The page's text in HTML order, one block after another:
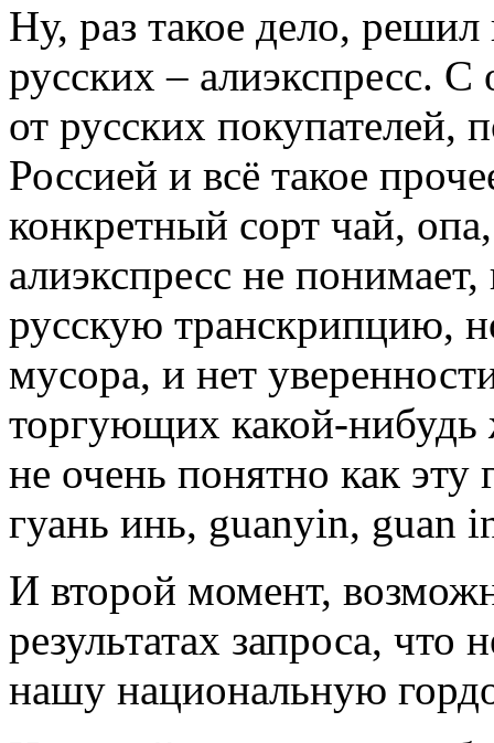
Ну, раз такое дело, решил
русских – алиэкспресс.
от русских покупателей,
Россией и всё такое
конкретный сорт чай,
алиэкспресс не
русскую транскрипцию,
мусора, и нет
торгующих какой-нибудь
не очень понятно как эту
гуань инь, guanyin, guan
И второй момент,
результатах запроса,
нашу национальную